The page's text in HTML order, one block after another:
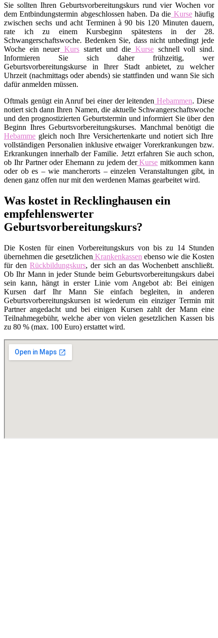
Sie sollten Ihren Geburtsvorbereitungskurs rund vier Wochen vor
dem Entbindungstermin abgeschlossen haben. Da die Kursehäufig
zwischen sechs und acht Terminen à 90 bis 120 Minuten dauern,
rate ich zu einem Kursbeginn spätestens in der 28.
Schwangerschaftswoche. Bedenken Sie, dass nicht unbedingt jede
Woche ein neuerKurs startet und die Kurseschnell voll sind.
Informieren Sie sich daher frühzeitig, wer
Geburtsvorbereitungskurse in Ihrer Stadt anbietet, zu welcher
Uhrzeit (nachmittags oder abends) sie stattfinden und wann Sie sich
dafür anmelden müssen.
Oftmals genügt ein Anruf bei einer der leitenden Hebammen. Diese
notiert sich dann Ihren Namen, die aktuelle Schwangerschaftswoche
und den prognostizierten Geburtstermin und informiert Sie über den
Beginn Ihres Geburtsvorbereitungskurses. Manchmal benötigt die
Hebamme gleich noch Ihre Versichertenkarte und notiert sich Ihre
vollständigen Personalien inklusive etwaiger Vorerkrankungen bzw.
Erkrankungen innerhalb der Familie. Jetzt erfahren Sie auch schon,
ob Ihr Partner oder Ehemann zu jedem derKurse mitkommen kann
oder ob es – wie mancherorts – einzelen Veranstaltungen gibt, in
denen ganz offen nur mit den werdenen Mamas gearbeitet wird.
Was kostet in Recklinghausen ein
empfehlenswerter
Geburtsvorbereitungskurs?
Die Kosten für einen Vorbereitungskurs von bis zu 14 Stunden
übernehmen die gesetzlichen Krankenkassen ebenso wie die Kosten
für denRückbildungskurs, der sich an das Wochenbett anschließt.
Ob Ihr Mann in jeder Stunde beim Geburtsvorbereitungskurs dabei
sein kann, hängt in erster Linie vom Angebot ab: Bei einigen
Kursen darf Ihr Mann Sie einfach begleiten, in anderen
Geburtsvorbereitungskursen ist wiederum ein einziger Termin mit
Partner angedacht und bei einigen Kursen zahlt der Mann eine
Teilnahmegebühr, welche aber von vielen gesetzlichen Kassen bis
zu 80 % (max. 100 Euro) erstattet wird.